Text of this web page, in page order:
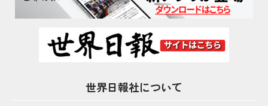
世界日報社について